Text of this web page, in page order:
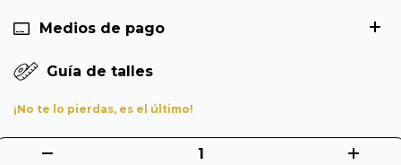
Medios de pago
Guía de talles
¡No te lo pierdas, es el último!